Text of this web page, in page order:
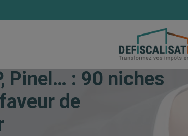
CITE, LMNP, Pinel… : 90 niches fiscales en faveur
Pinel… : 90 niches
de